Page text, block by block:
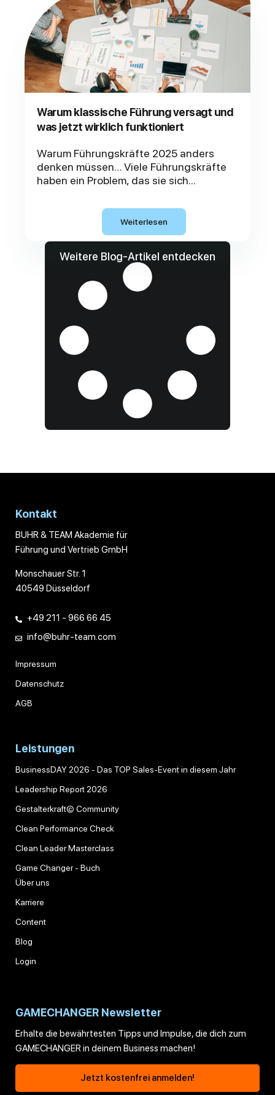
Warum klassische Führung versagt und
was jetzt wirklich funktioniert
Warum Führungskräfte 2025 anders
denken müssen… Viele Führungskräfte
haben ein Problem, das sie sich...
Weiterlesen
Weitere Blog-Artikel entdecken
Kontakt
BUHR & TEAM Akademie für
Führung und Vertrieb GmbH
Monschauer Str. 1
40549 Düsseldorf
+49 211 - 966 66 45
info@buhr-team.com
Impressum
Datenschutz
AGB
Leistungen
BusinessDAY 2026 - Das TOP Sales-Event in diesem Jahr
Leadership Report 2026
Gestalterkraft© Community
Clean Performance Check
Clean Leader Masterclass
Game Changer - Buch
Über uns
Karriere
Content
Blog
Login
GAMECHANGER Newsletter
Erhalte die bewährtesten Tipps und Impulse, die dich zum
GAMECHANGER in deinem Business machen!
Jetzt kostenfrei anmelden!